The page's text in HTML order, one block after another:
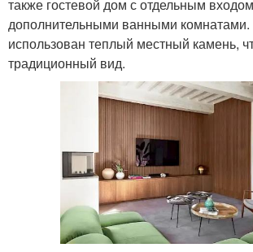
также гостевой дом с отдельным
дополнительными ванными комнатами.
использован теплый местный камень,
традиционный вид.